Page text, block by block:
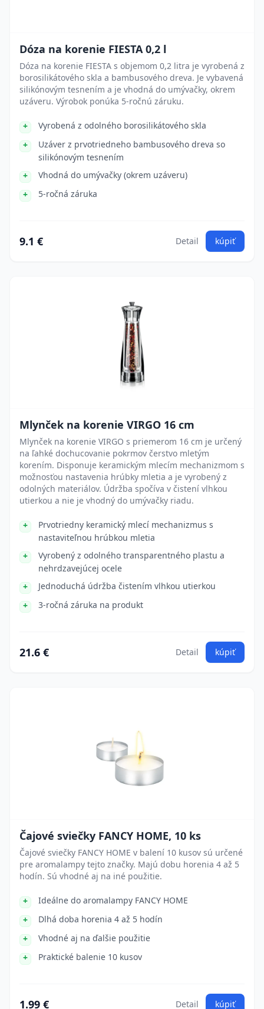
Dóza na korenie FIESTA 0,2 l
Dóza na korenie FIESTA s objemom 0,2 litra je vyrobená z
borosilikátového skla a bambusového dreva. Je vybavená
silikónovým tesnením a je vhodná do umývačky, okrem
uzáveru. Výrobok ponúka 5-ročnú záruku.
Vyrobená z odolného borosilikátového skla
Uzáver z prvotriedneho bambusového dreva so
silikónovým tesnením
Vhodná do umývačky (okrem uzáveru)
5-ročná záruka
9.1 € Detail kúpiť
Mlynček na korenie VIRGO 16 cm
Mlynček na korenie VIRGO s priemerom 16 cm je určený
na ľahké dochucovanie pokrmov čerstvo mletým
korením. Disponuje keramickým mlecím mechanizmom s
možnosťou nastavenia hrúbky mletia a je vyrobený z
odolných materiálov. Údržba spočíva v čistení vlhkou
utierkou a nie je vhodný do umývačky riadu.
Prvotriedny keramický mlecí mechanizmus s
nastaviteľnou hrúbkou mletia
Vyrobený z odolného transparentného plastu a
nehrdzavejúcej ocele
Jednoduchá údržba čistením vlhkou utierkou
3-ročná záruka na produkt
21.6 € Detail kúpiť
Čajové sviečky FANCY HOME, 10 ks
Čajové sviečky FANCY HOME v balení 10 kusov sú určené
pre aromalampy tejto značky. Majú dobu horenia 4 až 5
hodín. Sú vhodné aj na iné použitie.
Ideálne do aromalampy FANCY HOME
Dlhá doba horenia 4 až 5 hodín
Vhodné aj na ďalšie použitie
Praktické balenie 10 kusov
1.99 € Detail kúpiť